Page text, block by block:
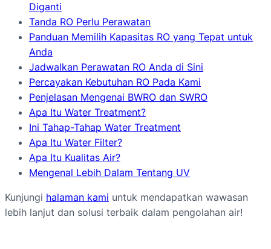
Diganti
Tanda RO Perlu Perawatan
Panduan Memilih Kapasitas RO yang Tepat untuk
Anda
Jadwalkan Perawatan RO Anda di Sini
Percayakan Kebutuhan RO Pada Kami
Penjelasan Mengenai BWRO dan SWRO
Apa Itu Water Treatment?
Ini Tahap-Tahap Water Treatment
Apa Itu Water Filter?
Apa Itu Kualitas Air?
Mengenal Lebih Dalam Tentang UV
Kunjungi halaman kami untuk mendapatkan wawasan
lebih lanjut dan solusi terbaik dalam pengolahan air!